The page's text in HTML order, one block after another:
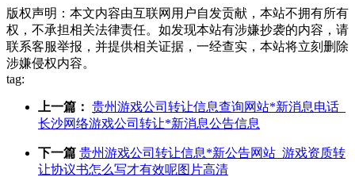
版权声明：本文内容由互联网用户自发贡献，本站不拥有所有
权，不承担相关法律责任。如发现本站有涉嫌抄袭的内容，请
联系客服举报，并提供相关证据，一经查实，本站将立刻删除
涉嫌侵权内容。
tag:
上一篇： 贵州游戏公司转让信息查询网站*新消息电话_
长沙网络游戏公司转让*新消息公告信息
下一篇 贵州游戏公司转让信息*新公告网站_游戏资质转
让协议书怎么写才有效呢图片高清